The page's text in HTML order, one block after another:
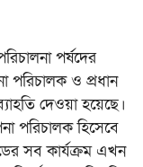
পর্ষদের
পরিচালক ও প্রধান
দেওয়া হয়েছে।
পরিচালক হিসেবে
সব কার্যক্রম এখন